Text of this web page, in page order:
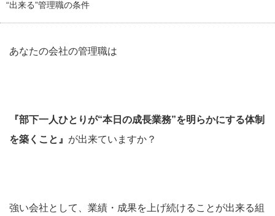
“出来る”管理職の条件
あなたの会社の管理職は
『部下一人ひとりが“本日の成長業務”を明らかにする体制
を築くこと』 が出来ていますか？
強い会社として、業績・成果を上げ続けることが出来る組